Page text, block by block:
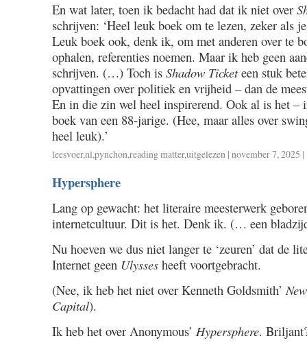
En wat later, toen ik bedacht had dat ik niet over
schrijven: ‘Heel leuk boek om te lezen, zeker als
Leuk boek ook, denk ik, om met anderen over te
ophalen, referenties noemen. Maar ik heb geen
schrijven. (…) Toch is Shadow Ticketeen stuk
opvattingen over politiek en vrijheid – dan de
En in die zin wel heel inspirerend. Ook al is het –
boek van een 88-jarige. (Hee, maar alles over
heel leuk).’
leesvoer,nl,pynchon,reading matter,uitgelezen | november 7, 2025
Hypersphere
Lang op gewacht: het literaire meesterwerk
internetcultuur. Dit is het. Denk ik. (… een
Nu hoeven we dus niet langer te ‘zeuren’ dat de
Internet geen Ulysses heeft voortgebracht.
(Nee, ik heb het niet over Kenneth Goldsmith’
Capital).
Ik heb het over Anonymous’ Hypersphere.